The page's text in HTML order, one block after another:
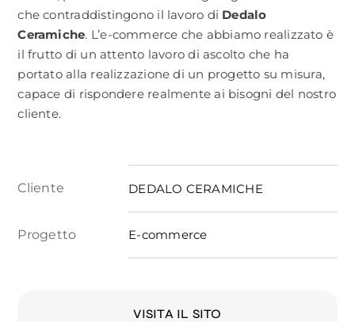
Cliente DEDALO CERAMICHE
Progetto E-commerce
VISITA IL SITO
che contraddistingono il lavoro di Dedalo
Ceramiche. L’e-commerce che abbiamo realizzato è
il frutto di un attento lavoro di ascolto che ha
portato alla realizzazione di un progetto su misura,
capace di rispondere realmente ai bisogni del nostro
cliente.